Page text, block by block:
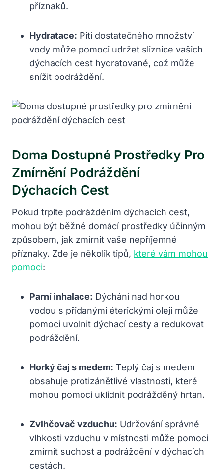
příznaků.
Hydratace: ‌Pití dostatečného množství
vody může ‌pomoci udržet sliznice vašich
dýchacích cest hydratované, což může
snížit​ podráždění.
Doma ‍dostupné Prostředky Pro
⁢zmírnění ‍podráždění
Dýchacích Cest
Pokud trpíte podrážděním dýchacích cest,
mohou být běžné domácí prostředky účinným
způsobem, jak zmírnit vaše nepříjemné
příznaky. Zde‌ je několik ​tipů, které vám‍ mohou
pomoci:
Parní inhalace: Dýchání nad horkou
vodou s​ přidanými ⁤éterickými oleji může
pomoci‌ uvolnit dýchací ⁣cesty a redukovat‌
podráždění.
Horký čaj s medem: ⁤Teplý čaj s medem
obsahuje protizánětlivé vlastnosti,⁤ které
mohou pomoci uklidnit podrážděný hrtan.
Zvlhčovač vzduchu: Udržování správné
vlhkosti vzduchu v ​místnosti může ​pomoci
zmírnit suchost a podráždění v dýchacích
cestách.